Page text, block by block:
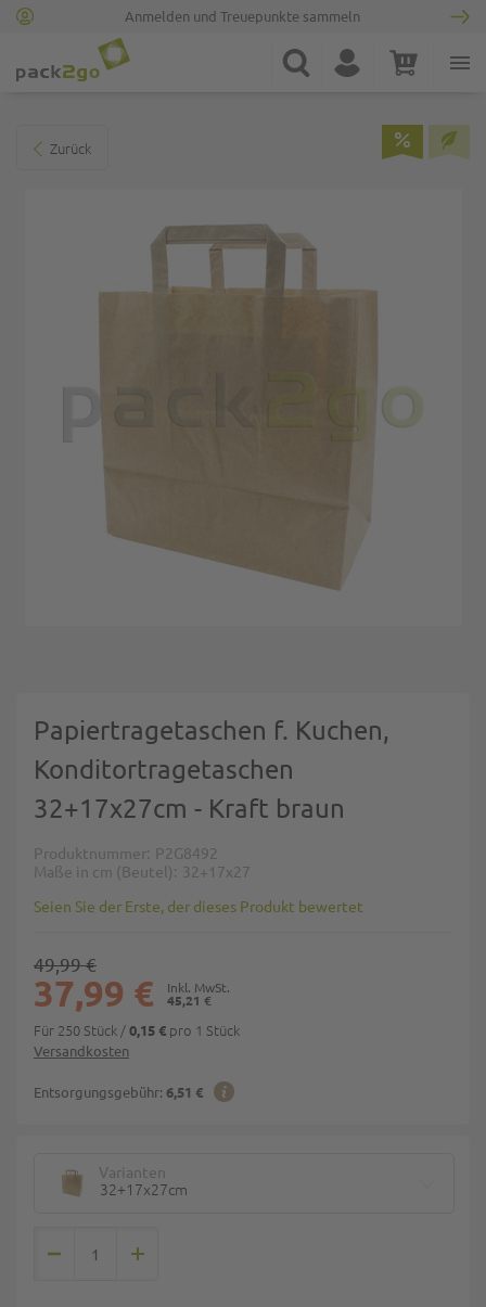
Anmelden und Treuepunkte sammeln
Suche Konto Warenkorb
Zurück
Papiertragetaschen f. Kuchen,
Konditortragetaschen
32+17x27cm - Kraft braun
Produktnummer P2G8492
Maße in cm (Beutel)
32+17x27
Seien Sie der Erste, der dieses Produkt bewertet
Versandkosten
Entsorgungsgebühr: 6,51 €
45,21 €
37,99 €
49,99 €
Für 250 Stück /0,15 € pro 1 Stück
Varianten
32+17x27cm